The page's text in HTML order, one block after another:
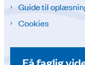
Guide til
Cookies